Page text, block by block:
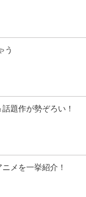
う
題作が勢ぞろい！
メを一挙紹介！